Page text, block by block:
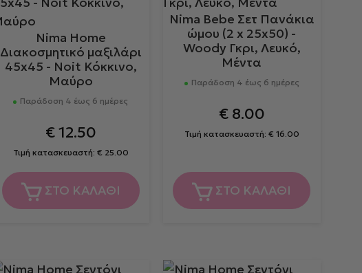
Nima Home
Διακοσμητικό μαξιλάρι
45x45 - Noit Κόκκινο,
Μαύρο
Παράδοση 4 έως 6 ημέρες
€12.50
Τιμή κατασκευαστή: € 25.00
ΣΤΟ ΚΑΛΑΘΙ
Nima Bebe Σετ Πανάκια
ώμου (2 x 25x50) -
Woody Γκρι, Λευκό,
Μέντα
Παράδοση 4 έως 6 ημέρες
€8.00
Τιμή κατασκευαστή: € 16.00
ΣΤΟ ΚΑΛΑΘΙ